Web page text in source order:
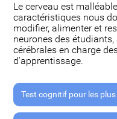
Le cerveau est
caractéristiques nous
modifier, alimenter et
neurones des
cérébrales en charge
d'apprentissage.
Test cognitif pour les